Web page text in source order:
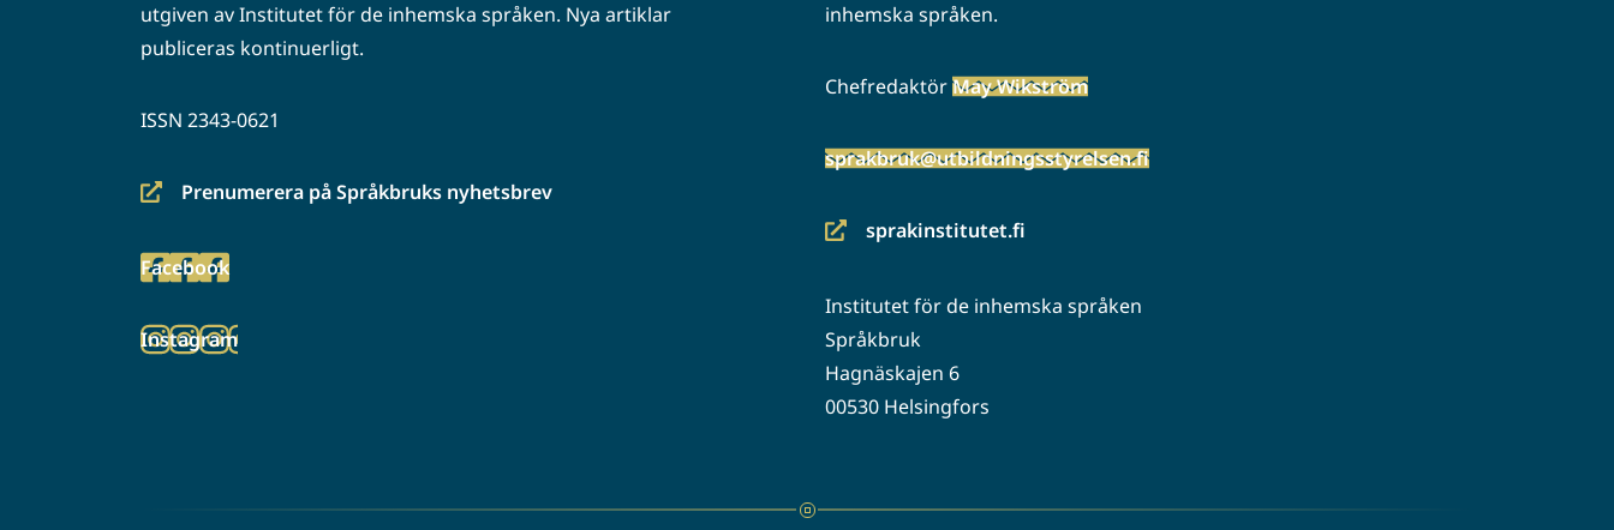
utgiven av Institutet för de inhemska språken. Nya artiklar
publiceras kontinuerligt.
ISSN 2343-0621
Prenumerera på Språkbruks nyhetsbrev
(siirryt
palveluun)
Facebook
(siirryt
palveluun)
Instagram
(siirryt
inhemska språken.
ChefredaktörMay Wikström
sprakbruk@utbildningsstyrelsen.fi
sprakinstitutet.fi
(siirryt
palveluun)
Institutet för de inhemska språken
Språkbruk
Hagnäskajen 6
00530 Helsingfors